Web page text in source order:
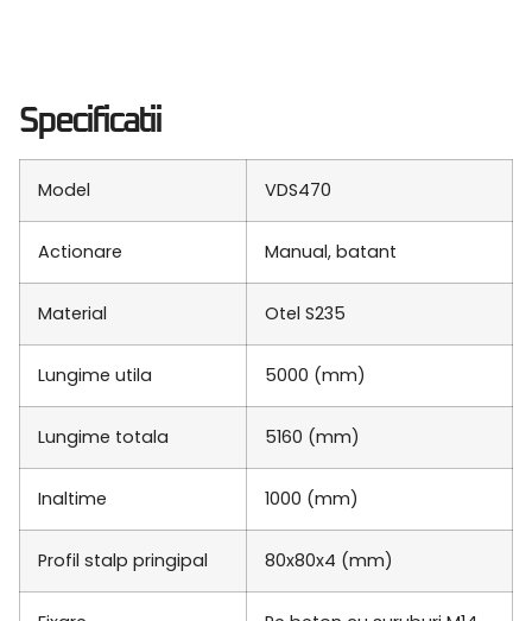
Specificatii
Model VDS470
Actionare Manual, batant
Material Otel S235
Lungime utila 5000 (mm)
Lungime totala 5160 (mm)
Inaltime 1000 (mm)
Profil stalp pringipal 80x80x4 (mm)